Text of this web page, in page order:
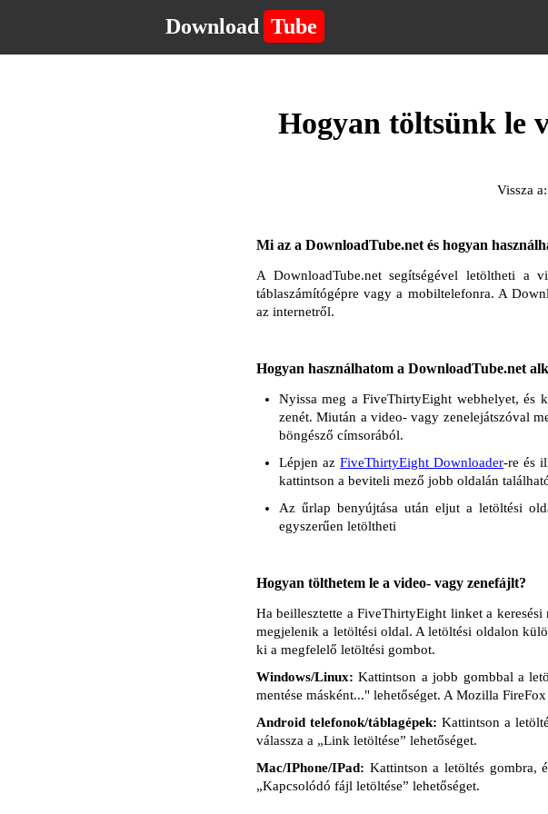
Download Tube
Hogyan töltsünk le
Vissza a:
Mi az a DownloadTube.net és hogyan
A DownloadTube.net segítségével letöltheti a
táblaszámítógépre vagy a mobiltelefonra. A
az internetről.
Hogyan használhatom a DownloadTube.net
Nyissa meg a FiveThirtyEight webhelyet, és
zenét. Miután a video- vagy zenelejátszóval
böngésző címsorából.
Lépjen azFiveThirtyEight Downloader-re és
kattintson a beviteli mező jobb oldalán
Az űrlap benyújtása után eljut a letöltési
egyszerűen letöltheti
Hogyan tölthetem le a video- vagy zenefájlt?
Ha beillesztette a FiveThirtyEight linket a
megjelenik a letöltési oldal. A letöltési oldalon
ki a megfelelő letöltési gombot.
Windows/Linux: Kattintson a jobb gombbal a
mentése másként..." lehetőséget. A Mozilla
Android telefonok/táblagépek: Kattintson a
válassza a „Link letöltése” lehetőséget.
Mac/IPhone/IPad: Kattintson a letöltés gombra,
„Kapcsolódó fájl letöltése” lehetőséget.